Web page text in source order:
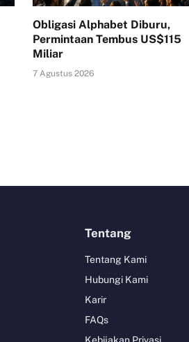
Obligasi Alphabet Diburu,
Permintaan Tembus US$115
Miliar
7 Agustus 2026
Tentang
Tentang Kami
Hubungi Kami
Karir
FAQs